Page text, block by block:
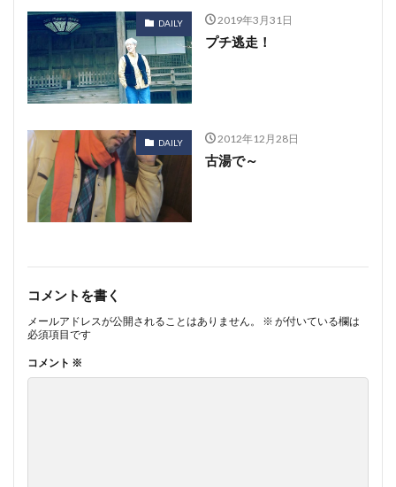
DAILY 2019年3月31日
プチ逃走！
DAILY 2012年12月28日
古湯で～
コメントを書く
メールアドレスが公開されることはありません。 ※ が付いている欄は
必須項目です
コメント ※